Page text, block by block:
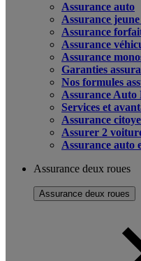
Assurance auto
Assurance
Assurance
Assurance
Assurance
Garanties
Nos formules
Assurance Auto
Services et
Assurance
Assurer 2
Assurance auto
Assurance deux roues
Assurance deux roues